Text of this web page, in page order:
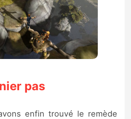
pas
enfin trouvé le remède